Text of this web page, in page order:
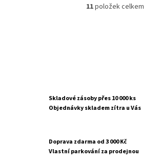
O
r
v
v
ý
p
11položek celkem
Skladové zásoby přes 10 000 ks
Objednávky skladem zítra u Vás
Doprava zdarma od 3 000 Kč
Vlastní parkování za prodejnou